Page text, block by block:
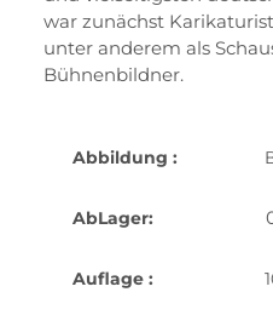
war zunächst
unter anderem als
Bühnenbildner.
Abbildung :
AbLager:
Auflage :